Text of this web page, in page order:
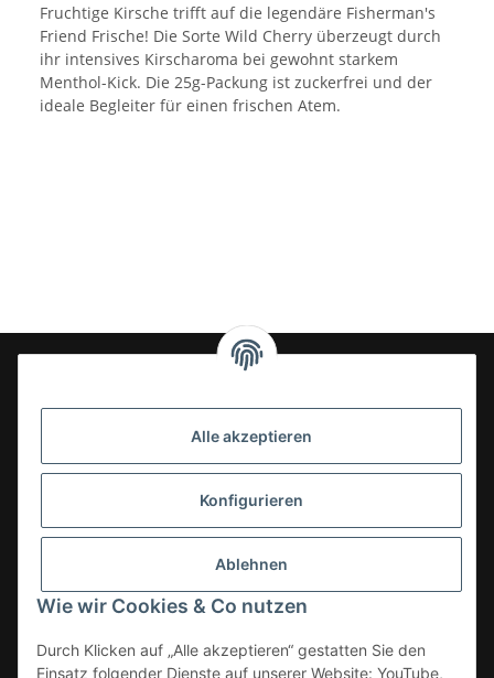
Alle akzeptieren
Konfigurieren
Ablehnen
Wie wir Cookies & Co nutzen
Durch Klicken auf „Alle akzeptieren“ gestatten Sie den
Einsatz folgender Dienste auf unserer Website: YouTube,
Fruchtige Kirsche trifft auf die legendäre Fisherman's
Friend Frische! Die Sorte Wild Cherry überzeugt durch
ihr intensives Kirscharoma bei gewohnt starkem
Menthol-Kick. Die 25g-Packung ist zuckerfrei und der
ideale Begleiter für einen frischen Atem.
24-7en Kioskbedarf GmbH
- Sezer Kahveci & Cengiz Inci
33142 Büren, Deutschland
Kategorien